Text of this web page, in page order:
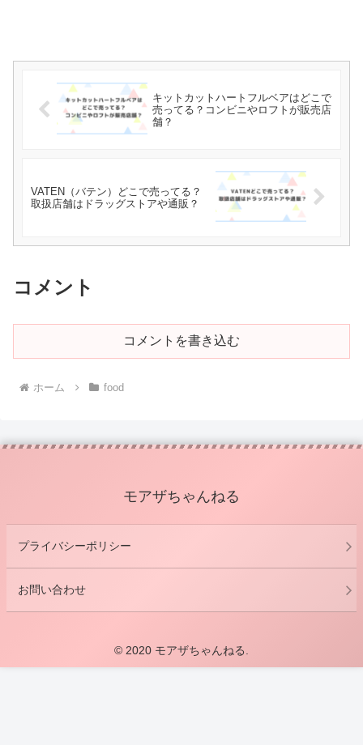
キットカットハートフルベアはどこで
売ってる？コンビニやロフトが販売店
舗？
VATEN（バテン）どこで売ってる？
取扱店舗はドラッグストアや通販？
コメント
コメントを書き込む
ホーム food
モアザちゃんねる
プライバシーポリシー
お問い合わせ
© 2020 モアザちゃんねる.